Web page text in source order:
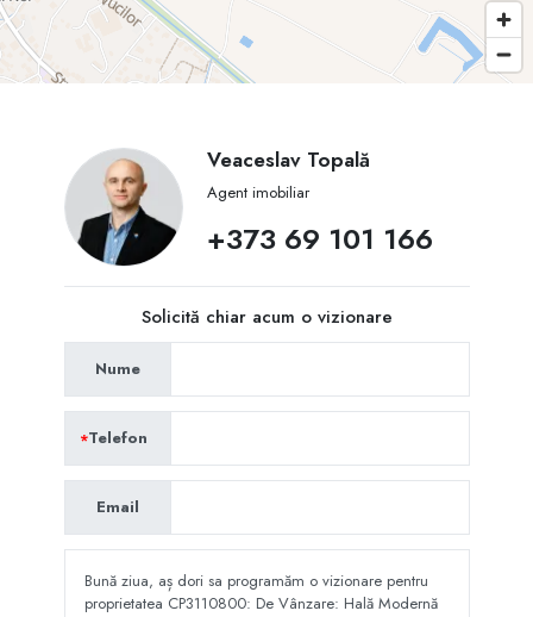
Veaceslav Topală
Agent imobiliar
+373 69 101 166
Solicită chiar acum o vizionare
Nume
Telefon
Email